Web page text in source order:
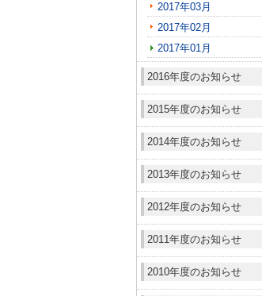
2017年03月
2017年02月
2017年01月
2016年度のお知らせ
2015年度のお知らせ
2014年度のお知らせ
2013年度のお知らせ
2012年度のお知らせ
2011年度のお知らせ
2010年度のお知らせ